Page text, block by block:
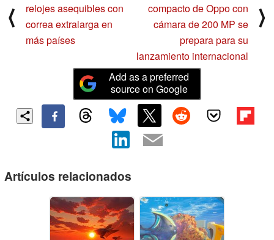
⟨
relojes asequibles con
correa extralarga en
más países
compacto de Oppo con
cámara de 200 MP se
prepara para su
lanzamiento internacional
⟩
Add as a preferred
source on Google
Artículos relacionados